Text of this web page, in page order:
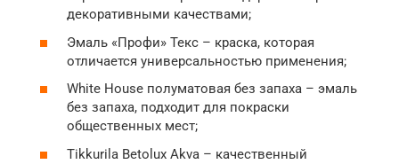
декоративными качествами;
Эмаль «Профи» Текс – краска, которая
отличается универсальностью применения;
White House полуматовая без запаха – эмаль
без запаха, подходит для покраски
общественных мест;
Tikkurila Betolux Akva – качественный